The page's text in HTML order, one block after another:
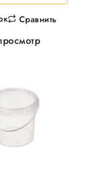
Сравнить